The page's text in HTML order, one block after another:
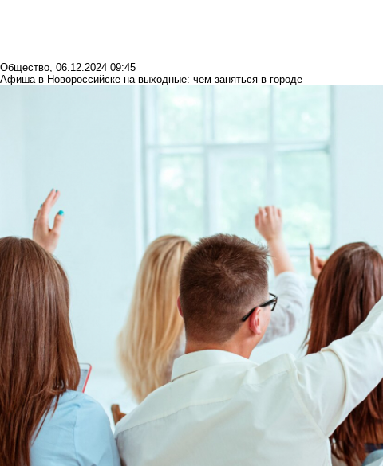
Общество, 06.12.2024 09:45
Афиша в Новороссийске на выходные: чем заняться в городе